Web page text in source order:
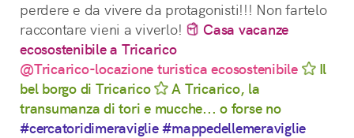
perdere e da vivere da protagonisti!!! Non fartelo
raccontare vieni a viverlo!
Casa vacanze
ecosostenibile a Tricarico
@Tricarico-locazione turistica ecosostenibile
Il
bel borgo di Tricarico
A Tricarico, la
transumanza di tori e mucche... o forse no
#cercatoridimeraviglie #mappedellemeraviglie